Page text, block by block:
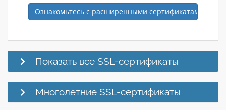
Ознакомьтесь с расширенными сертификатами
Показать все SSL-сертификаты
Многолетние SSL-сертификаты